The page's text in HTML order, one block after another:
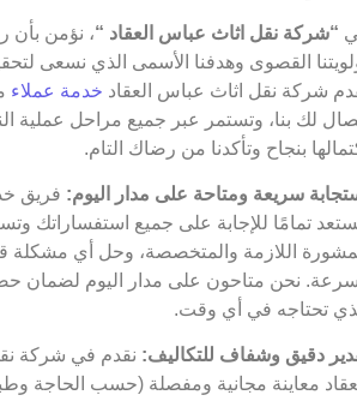
“شركة نقل اثاث عباس العقاد “، نؤمن بأن
القصوى وهدفنا الأسمى الذي نسعى
شركة نقل اثاث عباس العقاد خدمة عملاء
لك بنا، وتستمر عبر جميع مراحل عملية
بنجاح وتأكدنا من رضاك التام.
سريعة ومتاحة على مدار اليوم: فريق
تمامًا للإجابة على جميع استفساراتك
اللازمة والمتخصصة، وحل أي مشكلة
نحن متاحون على مدار اليوم لضمان
تحتاجه في أي وقت.
دقيق وشفاف للتكاليف: نقدم في شركة
معاينة مجانية ومفصلة (حسب الحاجة